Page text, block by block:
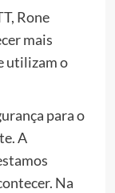
Rone
mais
utilizam o
para o
A
Na